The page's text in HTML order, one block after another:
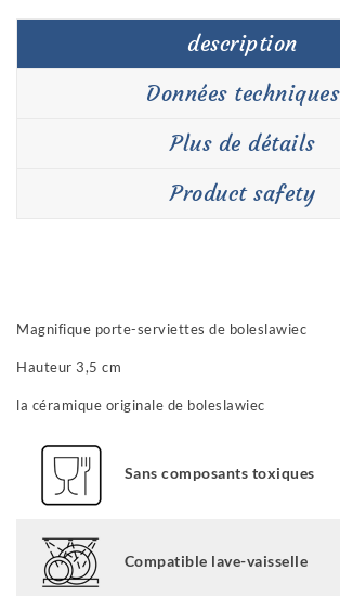
description
Données techniques
Plus de détails
Product safety
Magnifique porte-serviettes de boleslawiec
Hauteur 3,5 cm
la céramique originale de boleslawiec
Sans composants toxiques
Compatible lave-vaisselle